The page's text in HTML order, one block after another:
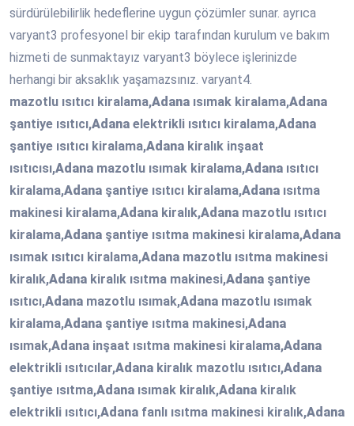
sürdürülebilirlik hedeflerine uygun çözümler sunar. ayrıca
varyant3 profesyonel bir ekip tarafından kurulum ve bakım
hizmeti de sunmaktayız varyant3 böylece işlerinizde
herhangi bir aksaklık yaşamazsınız. varyant4.
mazotlu ısıtıcı kiralama,Adana ısımak kiralama,Adana
şantiye ısıtıcı,Adana elektrikli ısıtıcı kiralama,Adana
şantiye ısıtıcı kiralama,Adana kiralık inşaat
ısıtıcısı,Adana mazotlu ısımak kiralama,Adana ısıtıcı
kiralama,Adana şantiye ısıtıcı kiralama,Adana ısıtma
makinesi kiralama,Adana kiralık,Adana mazotlu ısıtıcı
kiralama,Adana şantiye ısıtma makinesi kiralama,Adana
ısımak ısıtıcı kiralama,Adana mazotlu ısıtma makinesi
kiralık,Adana kiralık ısıtma makinesi,Adana şantiye
ısıtıcı,Adana mazotlu ısımak,Adana mazotlu ısımak
kiralama,Adana şantiye ısıtma makinesi,Adana
ısımak,Adana inşaat ısıtma makinesi kiralama,Adana
elektrikli ısıtıcılar,Adana kiralık mazotlu ısıtıcı,Adana
şantiye ısıtma,Adana ısımak kiralık,Adana kiralık
elektrikli ısıtıcı,Adana fanlı ısıtma makinesi kiralık,Adana